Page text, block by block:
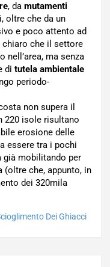
, da mutamenti
oltre che da un
e poco attento ad
chiaro che il settore
nell’area, ma senza
di tutela ambientale
periodo-
non supera il
220 isole risultano
erosione delle
essere tra i pochi
mobilitando per
(oltre che, appunto, in
dei 320mila
Dei Ghiacci